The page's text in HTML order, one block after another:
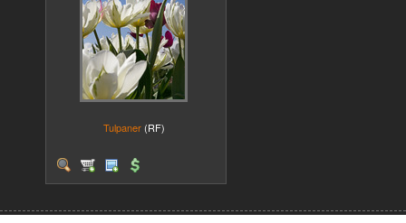
Tulpaner (RF)